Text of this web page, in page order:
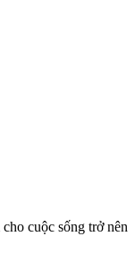
cuộc sống trở nên